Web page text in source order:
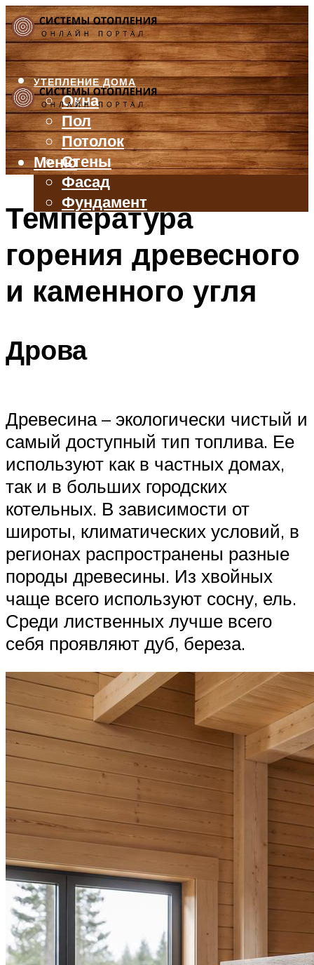
УТЕПЛЕНИЕ ДОМА
Окна
Пол
Потолок
Стены
Фасад
Фундамент
БАЛКОН И ЛОДЖИЯ
ВЕНТИЛЯЦИЯ
ТРУБЫ
Меню
Температура
горения древесного
и каменного угля
Дрова
Древесина – экологически чистый и
самый доступный тип топлива. Ее
используют как в частных домах,
так и в больших городских
котельных. В зависимости от
широты, климатических условий, в
регионах распространены разные
породы древесины. Из хвойных
чаще всего используют сосну, ель.
Среди лиственных лучше всего
себя проявляют дуб, береза.